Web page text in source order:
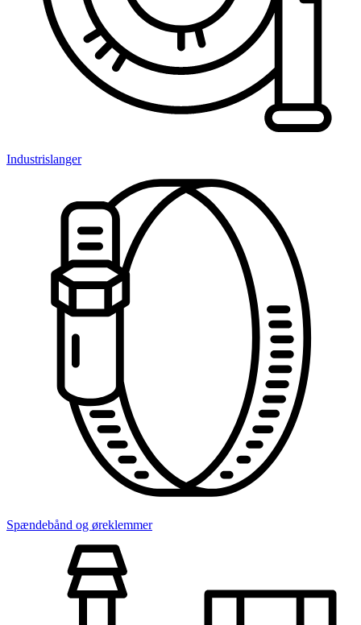
Industrislanger
Spændebånd og øreklemmer